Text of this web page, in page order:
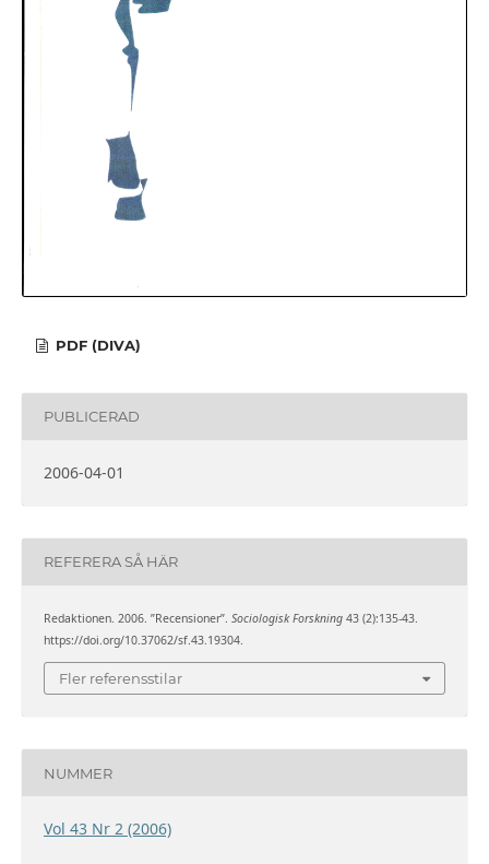
PDF (DIVA)
PUBLICERAD
2006-04-01
REFERERA SÅ HÄR
Redaktionen. 2006. ”Recensioner”. Sociologisk Forskning43 (2):135-43.
https://doi.org/10.37062/sf.43.19304.
Fler referensstilar
NUMMER
Vol 43 Nr 2 (2006)